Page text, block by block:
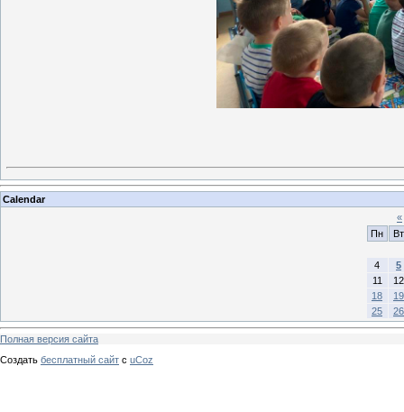
Calendar
«
Пн
Вт
4
5
11
12
18
19
25
26
Полная версия сайта
Создать бесплатный сайт с uCoz